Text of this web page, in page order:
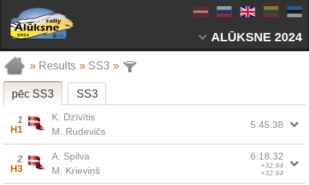
ALŪKSNE 2024
» Results » SS3 »
pēc SS3 SS3
1
H1
K. Dzīvītis
M. Rudevičs
5:45.38
2
H3
A. Spilva
M. Krieviņš
6:18.32
+32.94
+32.94